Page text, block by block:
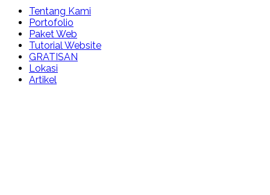
Tentang Kami
Portofolio
Paket Web
Tutorial Website
GRATISAN
Lokasi
Artikel